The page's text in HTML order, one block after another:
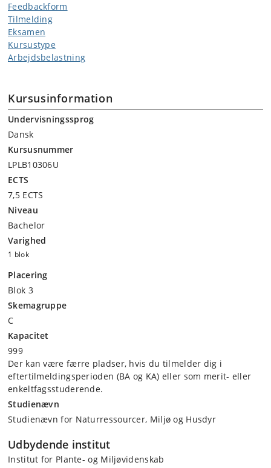
Feedbackform
Tilmelding
Eksamen
Kursustype
Arbejdsbelastning
Kursusinformation
Undervisningssprog
Dansk
Kursusnummer
LPLB10306U
ECTS
7,5 ECTS
Niveau
Bachelor
Varighed
1 blok
Placering
Blok 3
Skemagruppe
C
Kapacitet
999
Der kan være færre pladser, hvis du tilmelder dig i
eftertilmeldingsperioden (BA og KA) eller som merit- eller
enkeltfagsstuderende.
Studienævn
Studienævn for Naturressourcer, Miljø og Husdyr
Udbydende institut
Institut for Plante- og Miljøvidenskab